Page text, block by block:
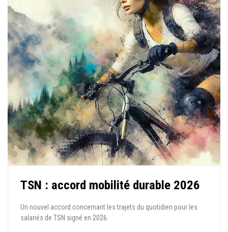
TSN : accord mobilité durable 2026
Un nouvel accord concernant les trajets du quotidien pour les
salariés de TSN signé en 2026.